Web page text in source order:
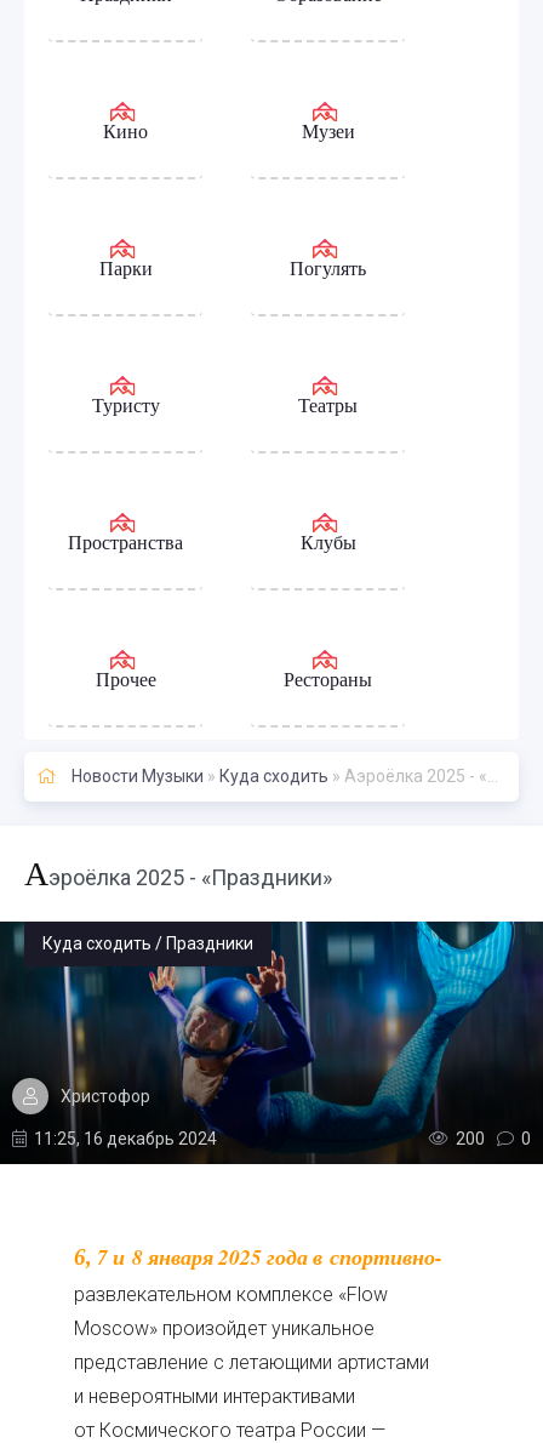
Кино Музеи
Парки Погулять
Туристу Театры
Пространства Клубы
Прочее Рестораны
Новости Музыки » Куда сходить » Аэроёлка 2025 - «Праздники»
Аэроёлка 2025 - «Праздники»
Куда сходить / Праздники
Христофор
11:25, 16 декабрь 2024 200 0
6, 7 и 8 января 2025 года в спортивно-
развлекательном комплексе «Flow
Moscow» произойдет уникальное
представление с летающими артистами
и невероятными интерактивами
от Космического театра России —